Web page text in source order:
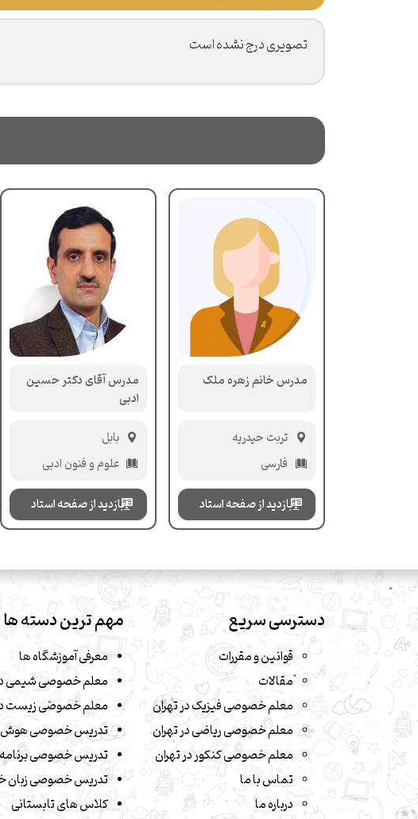
تصویری درج نشده است
مدرس خانم زهره ملک
بازدید از صفحه استاد
مدرس آقای دکتر حسین
ادبی
بابل
علوم و فنون ادبی
بازدید از صفحه استاد
دسترسی سریع
قوانین و مقررات
مقالات
معلم خصوصی فیزیک در تهران
معلم خصوصی ریاضی در تهران
معلم خصوصی کنکور در تهران
تماس با ما
درباره ما
مهم ترین دسته ها
معرفی آموزشگاه ها
معلم خصوصی شیمی
معلم خصوصی زیست
تدریس خصوصی
تدریس خصوصی
تدریس خصوصی زبان
کلاس های تابستانی